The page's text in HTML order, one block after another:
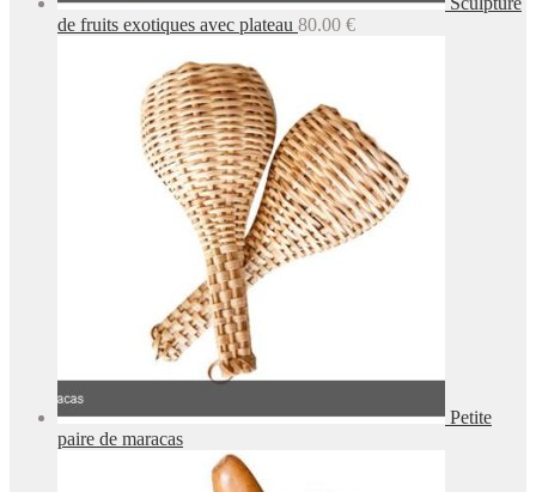
de fruits exotiques avec plateau 80.00 €
Petite
paire de maracas